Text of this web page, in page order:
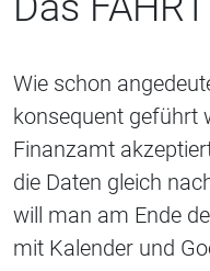
Wie schon
konsequent geführt
Finanzamt
die Daten gleich
will man am Ende
mit Kalender und